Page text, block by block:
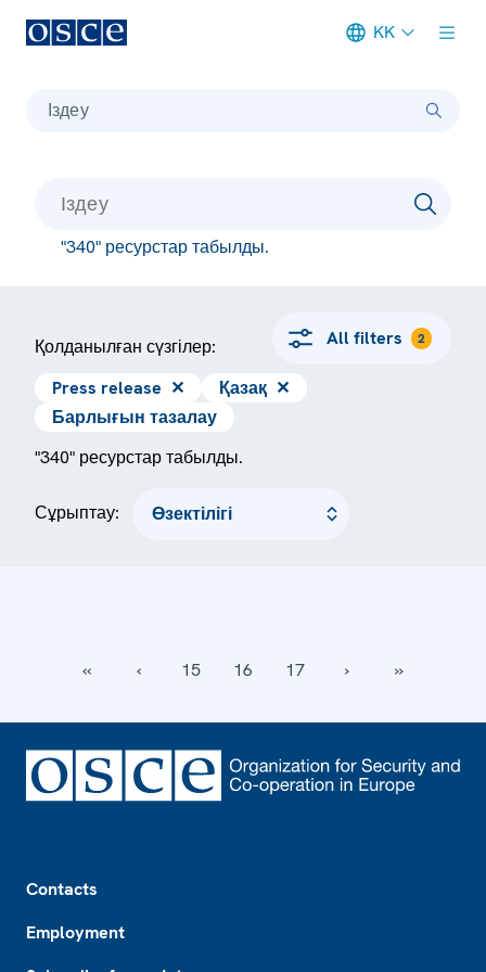
KK
Іздеу
"340" ресурстар табылды.
Қолданылған сүзгілер: All filters 2
Press release ✕ Қазақ ✕
Барлығын тазалау
"340" ресурстар табылды.
Сұрыптау:
‹‹ ‹ 15 16 17 › ››
Contacts
Employment